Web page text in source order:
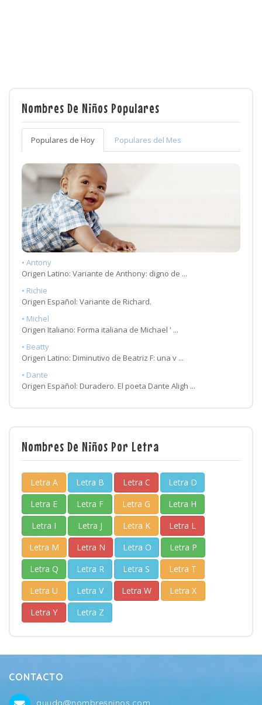
Nombres De Niños Populares
Populares de Hoy Populares del Mes
• Antony
Origen Latino: Variante de Anthony: digno de ...
• Richie
Origen Español: Variante de Richard.
• Michel
Origen Italiano: Forma italiana de Michael ' ...
• Beatty
Origen Latino: Diminutivo de Beatriz F: una v ...
• Dante
Origen Español: Duradero. El poeta Dante Aligh ...
Nombres De Niños Por Letra
Letra A Letra B Letra C
Letra D
Letra E
Letra F Letra G
Letra H
Letra I
Letra J Letra K
Letra L
Letra M
Letra N Letra O
Letra P
Letra Q
Letra R Letra S
Letra T
Letra U
Letra V Letra W
Letra X
Letra Y
Letra Z
CONTACTO